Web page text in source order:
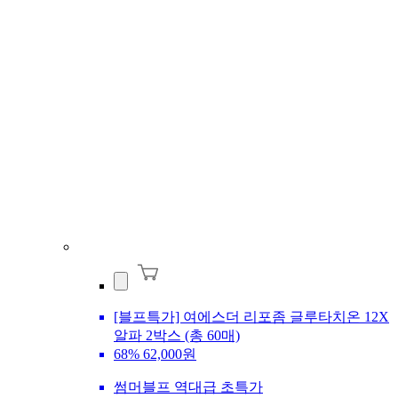
[블프특가] 여에스더 리포좀 글루타치온 12X
알파 2박스 (총 60매)
68% 62,000원
썸머블프 역대급 초특가